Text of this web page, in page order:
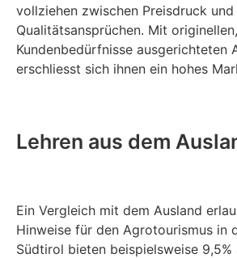
vollziehen zwischen Preisdruck und
Qualitätsansprüchen. Mit
Kundenbedürfnisse ausgerichteten
erschliesst sich ihnen ein hohes
Lehren aus dem
Ein Vergleich mit dem Ausland
Hinweise für den Agrotourismus in
Südtirol bieten beispielsweise 9,5%